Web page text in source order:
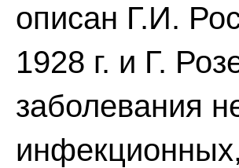
описан Г.И.
1928 г. и Г.
заболевания